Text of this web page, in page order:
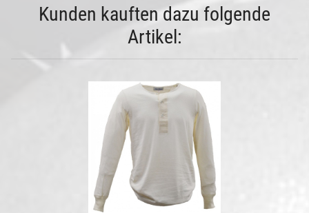
Kunden kauften dazu folgende
Artikel: